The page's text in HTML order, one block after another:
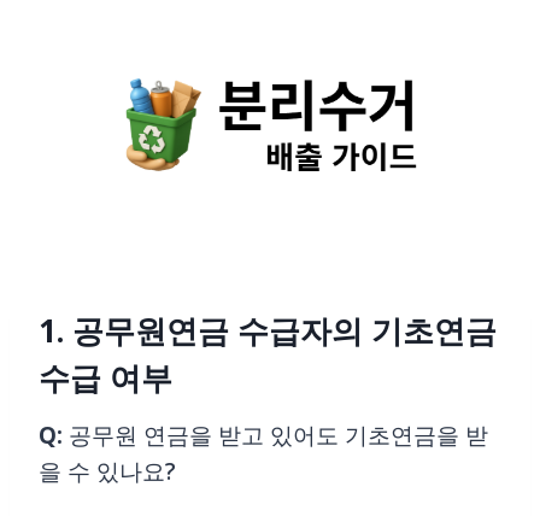
1. 공무원연금 수급자의 기초연금
수급 여부
Q:공무원 연금을 받고 있어도 기초연금을 받
을 수 있나요?